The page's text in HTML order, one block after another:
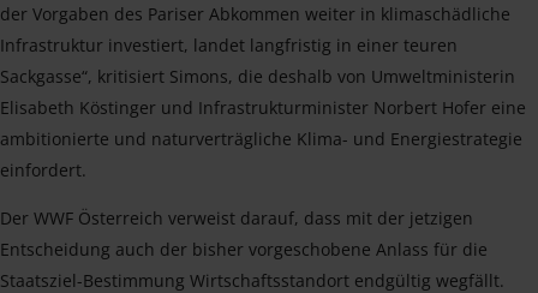
der Vorgaben des Pariser Abkommen weiter in klimaschädliche
Infrastruktur investiert, landet langfristig in einer teuren
Sackgasse“, kritisiert Simons, die deshalb von Umweltministerin
Elisabeth Köstinger und Infrastrukturminister Norbert Hofer eine
ambitionierte und naturverträgliche Klima- und Energiestrategie
einfordert.
Der WWF Österreich verweist darauf, dass mit der jetzigen
Entscheidung auch der bisher vorgeschobene Anlass für die
Staatsziel-Bestimmung Wirtschaftsstandort endgültig wegfällt.